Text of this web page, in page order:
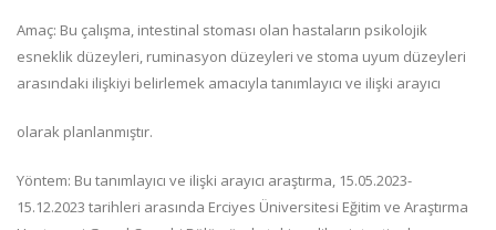
Amaç: Bu çalışma, intestinal stoması olan hastaların psikolojik
esneklik düzeyleri, ruminasyon düzeyleri ve stoma uyum düzeyleri
arasındaki ilişkiyi belirlemek amacıyla tanımlayıcı ve ilişki arayıcı
olarak planlanmıştır.
Yöntem: Bu tanımlayıcı ve ilişki arayıcı araştırma, 15.05.2023-
15.12.2023 tarihleri arasında Erciyes Üniversitesi Eğitim ve Araştırma